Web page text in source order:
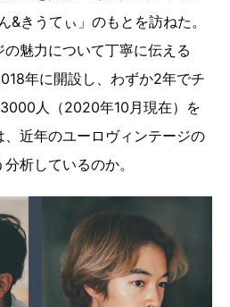
&きうてぃ」のもとを訪ねた。
魅力について丁寧に伝える
年に開設し、わずか2年でチ
人（2020年10月現在）を
近年のユーロヴィンテージの
析しているのか。